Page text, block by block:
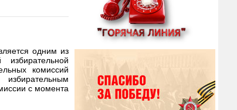
одним из
избирательной
комиссий
с момента